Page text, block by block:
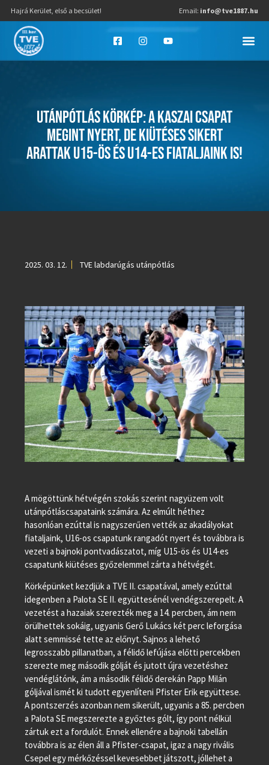
Hajrá Kerület, első a becsület! Email: info@tve1887.hu
UTÁNPÓTLÁS KÖRKÉP: A KASZAI CSAPAT
MEGINT NYERT, DE KIÜTÉSES SIKERT
ARATTAK U15-ÖS ÉS U14-ES FIATALJAINK IS!
2025. 03. 12. TVE labdarúgás utánpótlás
A mögöttünk hétvégén szokás szerint nagyüzem volt
utánpótláscsapataink számára. Az elmúlt héthez
hasonlóan ezúttal is nagyszerűen vették az akadályokat
fiataljaink, U16-os csapatunk rangadót nyert és továbbra is
vezeti a bajnoki pontvadászatot, míg U15-ös és U14-es
csapatunk kiütéses győzelemmel zárta a hétvégét.
Körképünket kezdjük a TVE II. csapatával, amely ezúttal
idegenben a Palota SE II. együttesénél vendégszerepelt. A
vezetést a hazaiak szerezték meg a 14. percben, ám nem
örülhettek sokáig, ugyanis Gerő Lukács két perc leforgása
alatt semmissé tette az előnyt. Sajnos a lehető
legrosszabb pillanatban, a félidő lefújása előtti percekben
szerezte meg második gólját és jutott újra vezetéshez
vendéglátónk, ám a második félidő derekán Papp Milán
góljával ismét ki tudott egyenlíteni Pfister Erik együttese.
A pontszerzés azonban nem sikerült, ugyanis a 85. percben
a Palota SE megszerezte a győztes gólt, így pont nélkül
zártuk ezt a fordulót. Ennek ellenére a bajnoki tabellán
továbbra is az élen áll a Pfister-csapat, igaz a nagy rivális
Csepel egy mérkőzéssel kevesebbet játszott, jóllehet a